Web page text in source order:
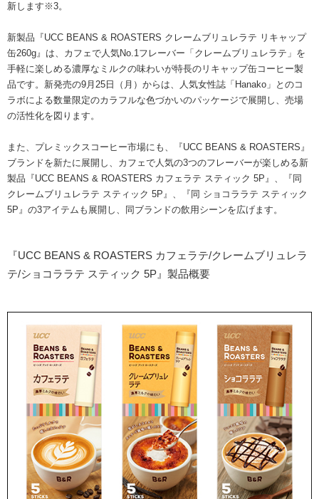
新します※3。
新製品『UCC BEANS & ROASTERS クレームブリュレラテ リキャップ
缶260g』は、カフェで人気No.1フレーバー「クレームブリュレラテ」を
手軽に楽しめる濃厚なミルクの味わいが特長のリキャップ缶コーヒー製
品です。新発売の9月25日（月）からは、人気女性誌「Hanako」とのコ
ラボによる数量限定のカラフルな色づかいのパッケージで展開し、売場
の活性化を図ります。
また、プレミックスコーヒー市場にも、『UCC BEANS & ROASTERS』
ブランドを新たに展開し、カフェで人気の3つのフレーバーが楽しめる新
製品『UCC BEANS & ROASTERS カフェラテ スティック 5P』、『同
クレームブリュレラテ スティック 5P』、『同 ショコララテ スティック
5P』の3アイテムも展開し、同ブランドの飲用シーンを広げます。
『UCC BEANS & ROASTERS カフェラテ/クレームブリュレラ
テ/ショコララテ スティック 5P』製品概要